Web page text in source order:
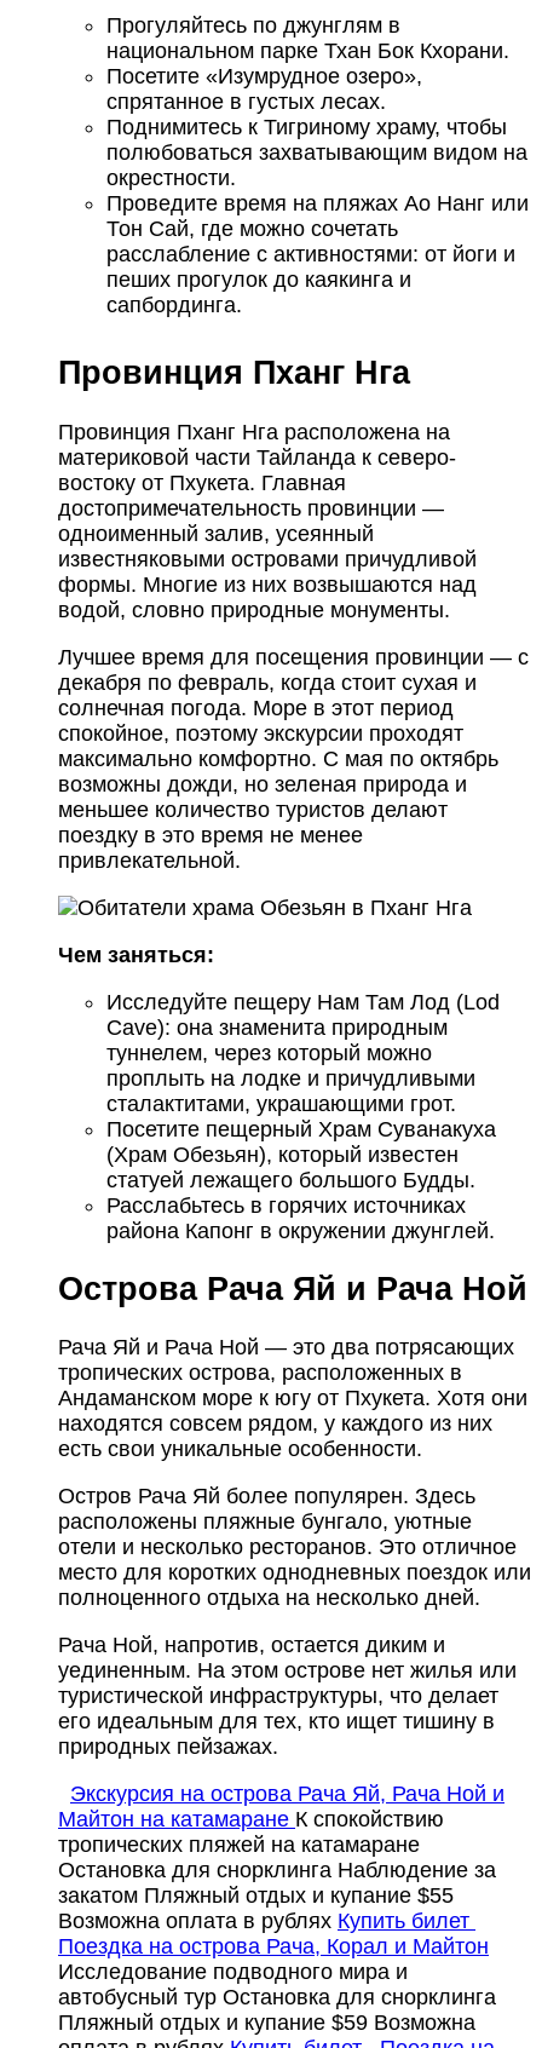
Прогуляйтесь по джунглям в
национальном парке Тхан Бок Кхорани.
Посетите «Изумрудное озеро»,
спрятанное в густых лесах.
Поднимитесь к Тигриному храму, чтобы
полюбоваться захватывающим видом на
окрестности.
Проведите время на пляжах Ао Нанг или
Тон Сай, где можно сочетать
расслабление с активностями: от йоги и
пеших прогулок до каякинга и
сапбординга.
Провинция Пханг Нга
Провинция Пханг Нга расположена на
материковой части Тайланда к северо-
востоку от Пхукета. Главная
достопримечательность провинции —
одноименный залив, усеянный
известняковыми островами причудливой
формы. Многие из них возвышаются над
водой, словно природные монументы.
Лучшее время для посещения провинции — с
декабря по февраль, когда стоит сухая и
солнечная погода. Море в этот период
спокойное, поэтому экскурсии проходят
максимально комфортно. С мая по октябрь
возможны дожди, но зеленая природа и
меньшее количество туристов делают
поездку в это время не менее
привлекательной.
Чем заняться:
Исследуйте пещеру Нам Там Лод (Lod
Cave): она знаменита природным
туннелем, через который можно
проплыть на лодке и причудливыми
сталактитами, украшающими грот.
Посетите пещерный Храм Суванакуха
(Храм Обезьян), который известен
статуей лежащего большого Будды.
Расслабьтесь в горячих источниках
района Капонг в окружении джунглей.
Острова Рача Яй и Рача Ной
Рача Яй и Рача Ной — это два потрясающих
тропических острова, расположенных в
Андаманском море к югу от Пхукета. Хотя они
находятся совсем рядом, у каждого из них
есть свои уникальные особенности.
Остров Рача Яй более популярен. Здесь
расположены пляжные бунгало, уютные
отели и несколько ресторанов. Это отличное
место для коротких однодневных поездок или
полноценного отдыха на несколько дней.
Рача Ной, напротив, остается диким и
уединенным. На этом острове нет жилья или
туристической инфраструктуры, что делает
его идеальным для тех, кто ищет тишину в
природных пейзажах.
Экскурсия на острова Рача Яй, Рача Ной и
Майтон на катамаране К спокойствию
тропических пляжей на катамаране
Остановка для снорклинга Наблюдение за
закатом Пляжный отдых и купание $55
Возможна оплата в рублях Купить билет
Поездка на острова Рача, Корал и Майтон
Исследование подводного мира и
автобусный тур Остановка для снорклинга
Пляжный отдых и купание $59 Возможна